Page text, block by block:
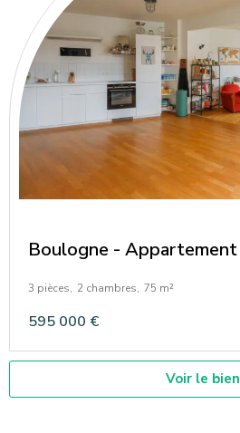
Boulogne - Appartement
3 pièces, 2 chambres, 75 m²
595 000 €
Voir le bien